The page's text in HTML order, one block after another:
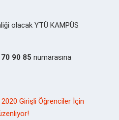
olacak YTÜ KAMPÜS
90 85 numarasına
Girişli Öğrenciler İçin